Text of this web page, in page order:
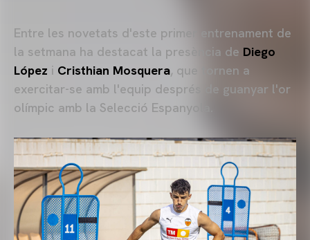
Entre les novetats d'este primer entrenament de
la setmana ha destacat la presència de Diego
López i Cristhian Mosquera, que tornen a
exercitar-se amb l'equip després de guanyar l'or
olímpic amb la Selecció Espanyola.